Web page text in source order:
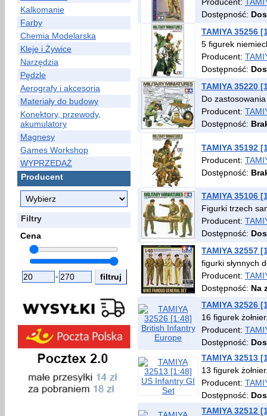
Kalkomanie
Farby
Chemia Modelarska
Kleje i Żywice
Narzędzia
Pędzle
Aerografy i akcesoria
Materiały do budowy
Konektory, przewody,
akumulatory
Magnesy
Games Workshop
WYPRZEDAŻ
Producent
Filtry
Cena
-
Dostępność:
TAMIYA 35256
5 figurek
Producent:
Dostępność:
TAMIYA 35220
Do
Producent:
Dostępność:
TAMIYA 35192
Producent:
Dostępność:
TAMIYA 35106
Figurki trzech
Producent:
Dostępność:
TAMIYA 32557
figurki słynnych
Producent:
Dostępność: Na
TAMIYA 32526
16 figurek
Producent:
Dostępność:
TAMIYA 32513
13 figurek
Producent:
Dostępność:
TAMIYA 32512